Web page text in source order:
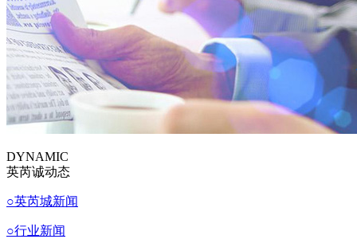
DYNAMIC
英芮诚动态
○英芮城新闻
○行业新闻